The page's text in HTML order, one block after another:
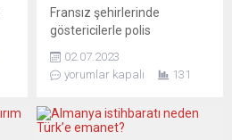
Fransız şehirlerinde
göstericilerle polis
devam ediyor. Paris’in
Nanterre banliyösünde, 17
trafik kontrolünde vurularak
02.07.2023
yorumlar kapalı
131